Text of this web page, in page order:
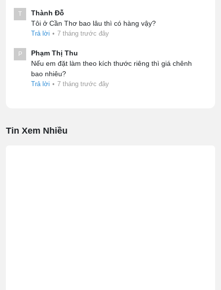
T
Thành Đỗ
Tôi ở Cần Thơ bao lâu thì có hàng vậy?
Trả lời • 7 tháng trước đây
P
Phạm Thị Thu
Nếu em đặt làm theo kích thước riêng thì giá chênh
bao nhiêu?
Trả lời • 7 tháng trước đây
Tin Xem Nhiều